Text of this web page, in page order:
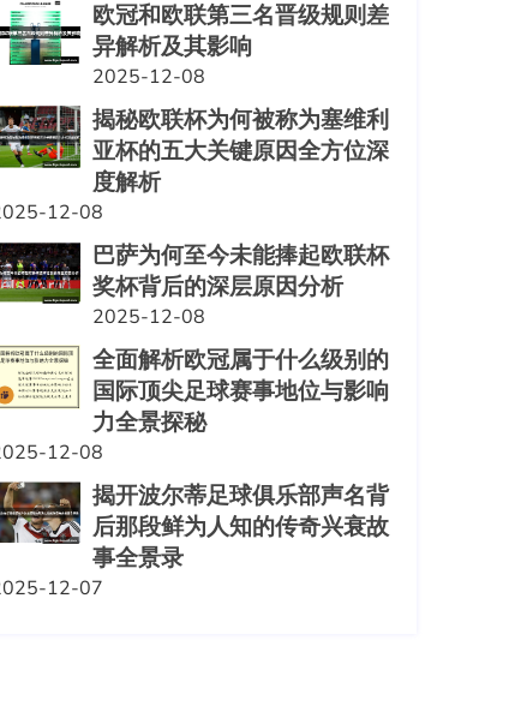
欧冠和欧联第三名晋级规则差
异解析及其影响
2025-12-08
揭秘欧联杯为何被称为塞维利
亚杯的五大关键原因全方位深
度解析
12-08
巴萨为何至今未能捧起欧联杯
奖杯背后的深层原因分析
2025-12-08
全面解析欧冠属于什么级别的
国际顶尖足球赛事地位与影响
力全景探秘
12-08
揭开波尔蒂足球俱乐部声名背
后那段鲜为人知的传奇兴衰故
事全景录
12-07